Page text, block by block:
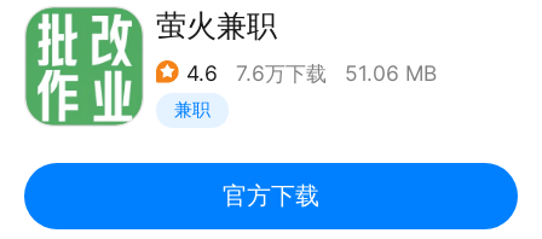
媒体、等十几种技能副业岗位，人均月薪资达6K。
【商家认证】
杜绝虚假！所有在平台发布招聘信息的商家，必须上传
营业执照，真人认证，经平台审核后方可发布兼职。
每一个兼职岗位都需要经过审核才可发布到平台，帮你
过滤虚假、劣质兼职！
萤火兼职
4.6 7.6万下载 51.06 MB
兼职
官方下载